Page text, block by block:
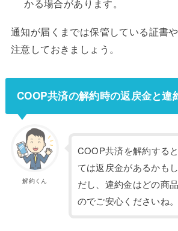
かる場合があります。
通知が届くまでは保管している証書
注意しておきましょう。
COOP共済の解約時の返戻金と違
解約くん
COOP共済を解約する
ては返戻金があるかも
だし、違約金はどの商
のでご安心くださいね。